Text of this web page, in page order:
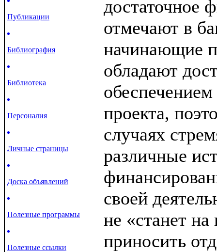
Публикации
Библиография
Библиотека
Персоналия
Личные страницы
Доска объявлений
Полезные программы
Полезные ссылки
достаточное
отмечают в
начинающие
обладают
обеспечением
проекта,
случаях
различные
своей
не «станет
приносить